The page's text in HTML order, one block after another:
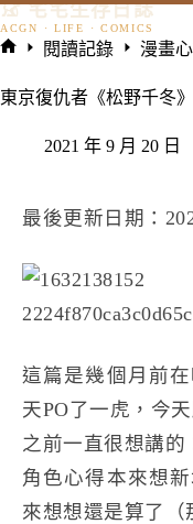
跳
至
要
𓃠 宅宅生存日誌
頁
閱讀記錄 漫畫
東京復仇者《松野千冬
2021 年 9 月 20 日
最後更新日期：
這篇是幾個月前
天PO了一虎，今
之前一直很想講的
角色心得本來想
來想想還是算了（